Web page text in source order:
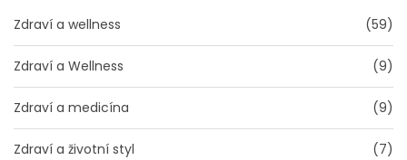
Zdraví a wellness (59)
Zdraví a Wellness (9)
Zdraví a medicína (9)
Zdraví a životní styl (7)